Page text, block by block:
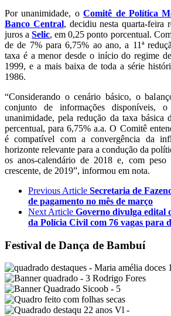
Por unanimidade, oComitê de Política
Banco Central, decidiu nesta quarta-feira
juros aSelic, em 0,25 ponto porcentual.
de de 7% para 6,75% ao ano, a 11ª
taxa é a menor desde o início do regime
1999, e a mais baixa de toda a série
1986.
“Considerando o cenário básico, o
conjunto de informações disponíveis,
unanimidade, pela redução da taxa básica
percentual, para 6,75% a.a. O Comitê
é compatível com a convergência da
horizonte relevante para a condução da
os anos-calendário de 2018 e, com peso
crescente, de 2019”, informou em nota.
Previous Article Secretaria de
de pagamento no mês de março
Next Article Governo divulga edital
da Polícia Civil com 76 vagas para
Festival de Dança de Bambuí